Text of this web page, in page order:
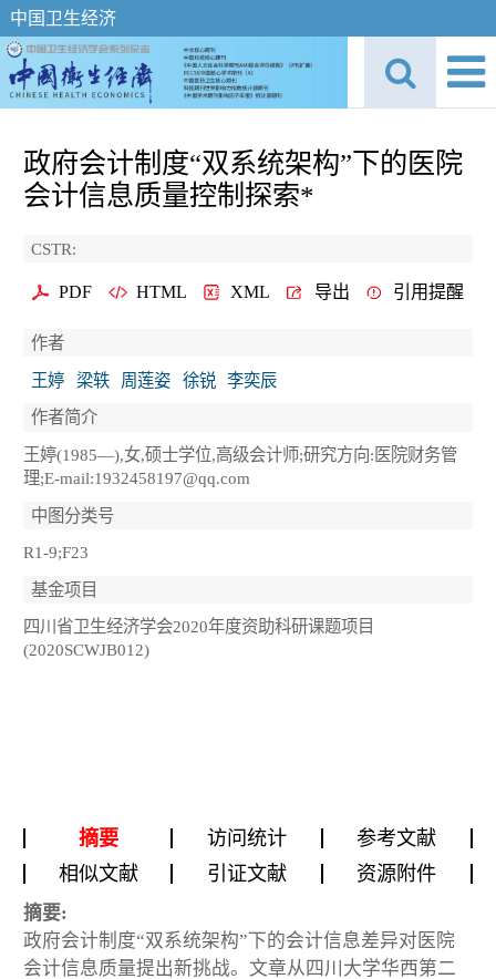
中国卫生经济
政府会计制度“双系统架构”下的医院
会计信息质量控制探索*
CSTR:
PDF HTML XML 导出 引用提醒
作者
王婷
梁轶 周莲姿 徐锐
李奕辰
作者简介
王婷(1985—),女,硕士学位,高级会计师;研究方向:医院财务管
理;E-mail:1932458197@qq.com
中图分类号
R1-9;F23
基金项目
四川省卫生经济学会2020年度资助科研课题项目
(2020SCWJB012)
摘要 访问统计
参考文献
相似文献
引证文献 资源附件
摘要:
政府会计制度“双系统架构”下的会计信息差异对医院
会计信息质量提出新挑战。文章从四川大学华西第二